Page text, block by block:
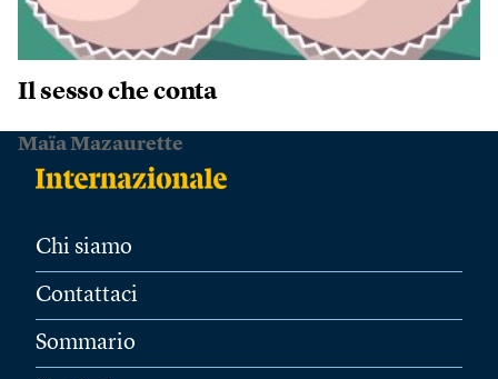
Il sesso che conta
Maïa Mazaurette
Chi siamo
Contattaci
Sommario